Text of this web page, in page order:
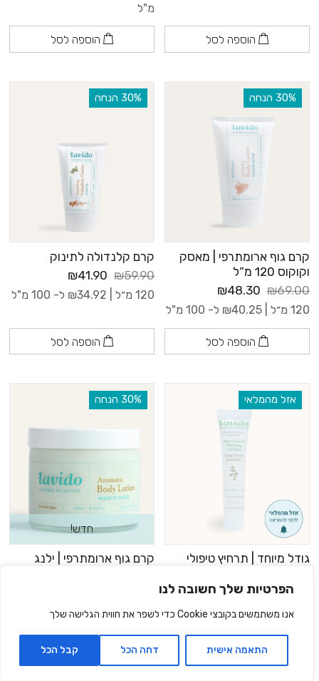
הפרטיות שלך חשובה לנו
אנו משתמשים בקובצי Cookie כדי לשפר את חווית הגלישה שלך
התאמה אישית דחה הכל קבל הכל
הוספה לסל
מ"ל
הוספה לסל
‫30% הנחה
קרם גוף ארומתרפי | מאסק
וקוקוס 120 מ”ל
₪69.00
₪48.30
120 מ״ל | ₪40.25 ל- 100 מ"ל
הוספה לסל
‫30% הנחה
קרם קלנדולה לתינוק
₪59.90
₪41.90
120 מ״ל | ₪34.92 ל- 100 מ"ל
הוספה לסל
אזל מהמלאי
גודל מיוחד | תרחיץ טיפולי
₪29.90
₪199.33 ל- 100 מ"ל
‫30% הנחה
חדש!
קרם גוף ארומתרפי | ילנג
₪89.90
₪62.90
הוספה לסל